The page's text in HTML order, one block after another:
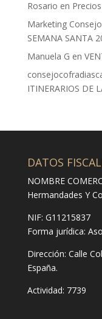
Rosario en
Marketing
SEMANA SANTA
Manuela G en
ITINERARIOS DE
DATOS
NOMBRE
Hermandades Y
NIF: G11215837
Forma jurídica:
Dirección: Calle
España.
Actividad: 7739